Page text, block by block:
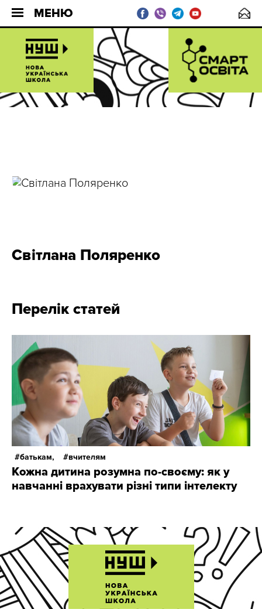
МЕНЮ
Світлана Поляренко
Перелік статей
батькам, вчителям
Кожна дитина розумна по-своєму: як у
навчанні врахувати різні типи інтелекту